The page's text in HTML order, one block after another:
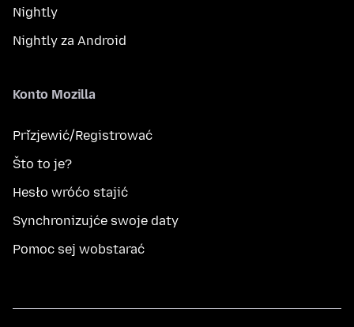
Nightly
Nightly za Android
Konto Mozilla
Přizjewić/Registrować
Što to je?
Hesło wróćo stajić
Synchronizujće swoje daty
Pomoc sej wobstarać